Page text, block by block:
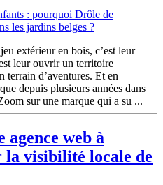
extérieur en bois, c’est leur
leur ouvrir un territoire
terrain d’aventures. Et en
depuis plusieurs années dans
sur une marque qui a su ...
web à
la visibilité locale de